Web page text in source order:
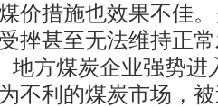
价措施也效果不佳
挫甚至无法维持正
地方煤炭企业强势
不利的煤炭市场，